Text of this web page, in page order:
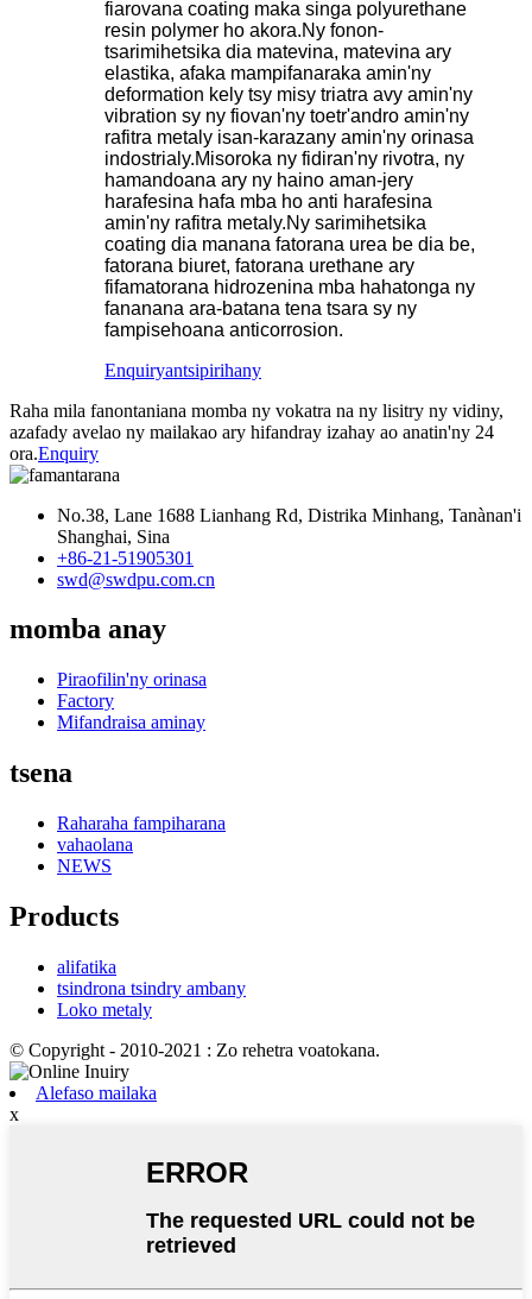
fiarovana coating maka singa polyurethane
resin polymer ho akora.Ny fonon-
tsarimihetsika dia matevina, matevina ary
elastika, afaka mampifanaraka amin'ny
deformation kely tsy misy triatra avy amin'ny
vibration sy ny fiovan'ny toetr'andro amin'ny
rafitra metaly isan-karazany amin'ny orinasa
indostrialy.Misoroka ny fidiran'ny rivotra, ny
hamandoana ary ny haino aman-jery
harafesina hafa mba ho anti harafesina
amin'ny rafitra metaly.Ny sarimihetsika
coating dia manana fatorana urea be dia be,
fatorana biuret, fatorana urethane ary
fifamatorana hidrozenina mba hahatonga ny
fananana ara-batana tena tsara sy ny
fampisehoana anticorrosion.
Enquiryantsipirihany
Raha mila fanontaniana momba ny vokatra na ny lisitry ny vidiny,
azafady avelao ny mailakao ary hifandray izahay ao anatin'ny 24
ora.Enquiry
No.38, Lane 1688 Lianhang Rd, Distrika Minhang, Tanànan'i
Shanghai, Sina
+86-21-51905301
swd@swdpu.com.cn
momba anay
Piraofilin'ny orinasa
Factory
Mifandraisa aminay
tsena
Raharaha fampiharana
vahaolana
NEWS
Products
alifatika
tsindrona tsindry ambany
Loko metaly
© Copyright - 2010-2021 : Zo rehetra voatokana.
Alefaso mailaka
x